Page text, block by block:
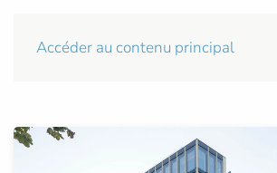
Accéder au contenu principal